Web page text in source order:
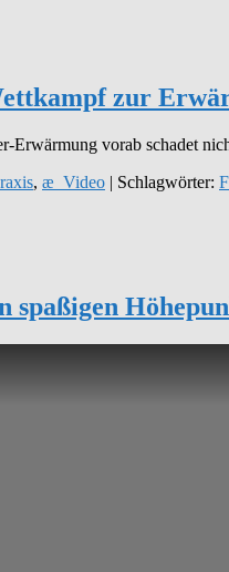
zur
Erwärmung vorab schadet
, æ_Video | Schlagwörter: